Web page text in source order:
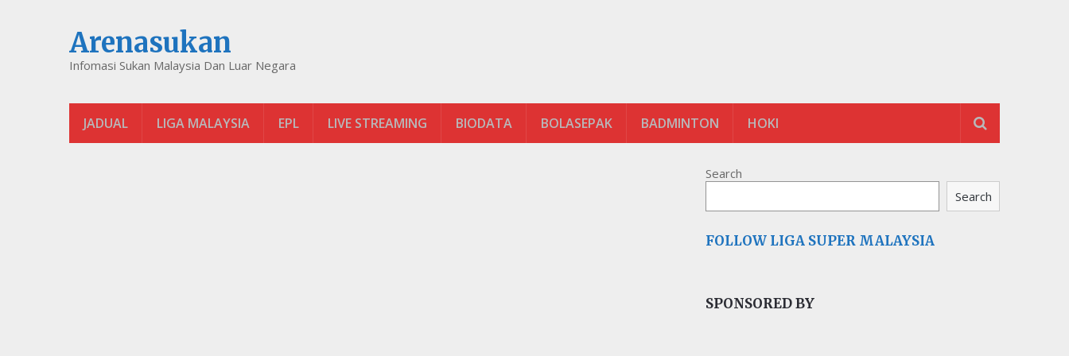
Arenasukan
Infomasi Sukan Malaysia Dan Luar Negara
JADUAL LIGA MALAYSIA EPL LIVE STREAMING BIODATA BOLASEPAK BADMINTON HOKI
Search
Search
FOLLOW LIGA SUPER MALAYSIA
SPONSORED BY